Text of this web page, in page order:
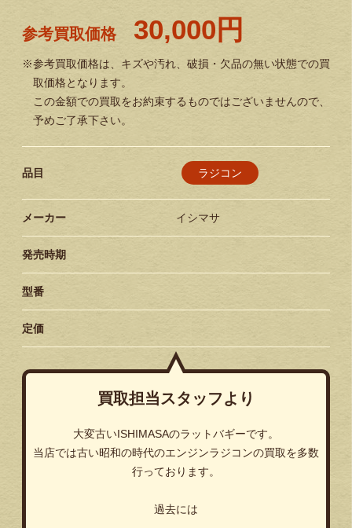
参考買取価格 30,000円
※参考買取価格は、キズや汚れ、破損・欠品の無い状態での買
取価格となります。
この金額での買取をお約束するものではございませんので、
予めご了承下さい。
品目 ラジコン
メーカー イシマサ
発売時期
型番
定価
買取担当スタッフより
大変古いISHIMASAのラットバギーです。
当店では古い昭和の時代のエンジンラジコンの買取を多数
行っております。
過去には